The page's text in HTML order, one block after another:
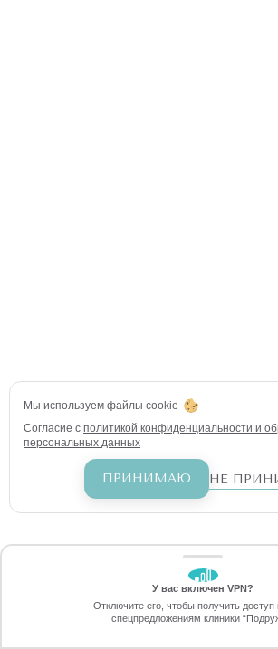
Позвоните
Мы используем файлы cookie
Согласие с политикой конфиденциальности и
персональных данных
ПРИНИМАЮ НЕ
У вас включен VPN?
Отключите его, чтобы получить доступ
спецпредложениям клиники